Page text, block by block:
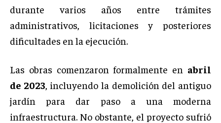
durante varios años entre trámites
administrativos, licitaciones y posteriores
dificultades en la ejecución.
Las obras comenzaron formalmente en abril
de 2023 , incluyendo la demolición del antiguo
jardín para dar paso a una moderna
infraestructura. No obstante, el proyecto sufrió